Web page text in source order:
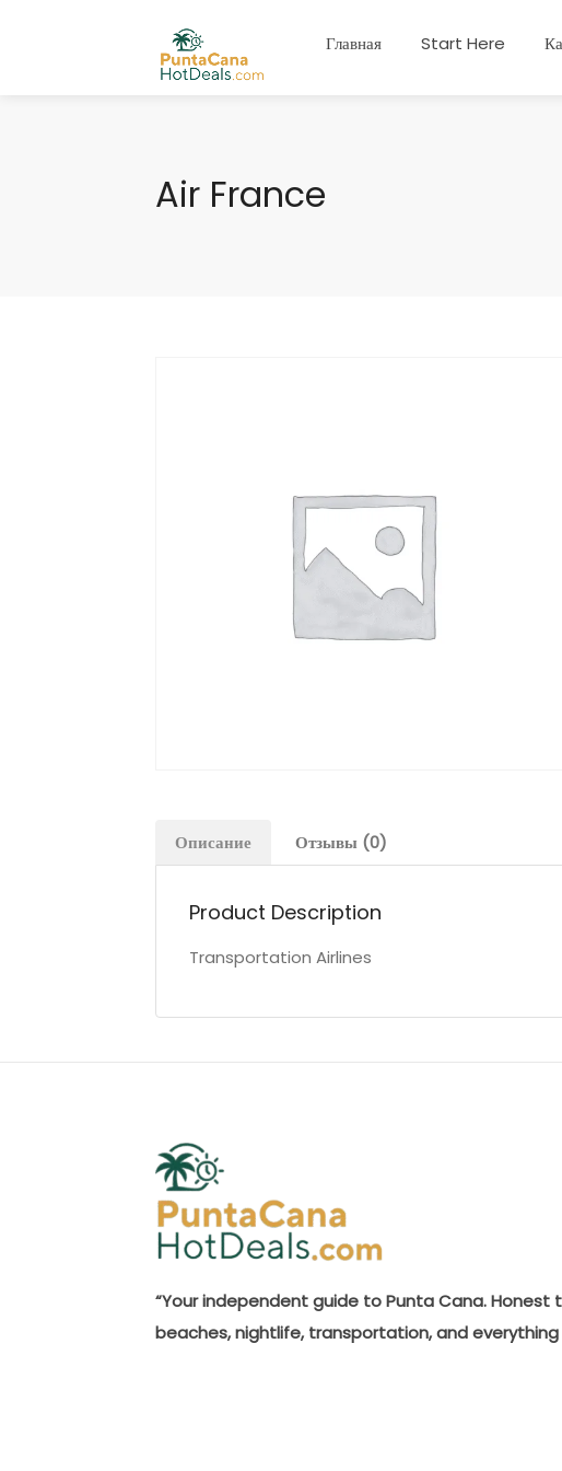
Главная Start Here
Air France
Описание Отзывы (0)
Product Description
Transportation Airlines
“Your independent guide to Punta Cana. Honest
beaches, nightlife, transportation, and everything